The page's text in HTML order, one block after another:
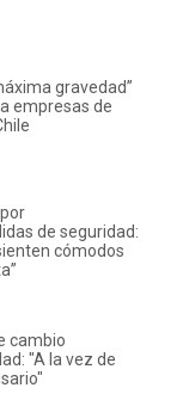
gravedad”
empresas de
de seguridad:
cómodos
cambio
"A la vez de